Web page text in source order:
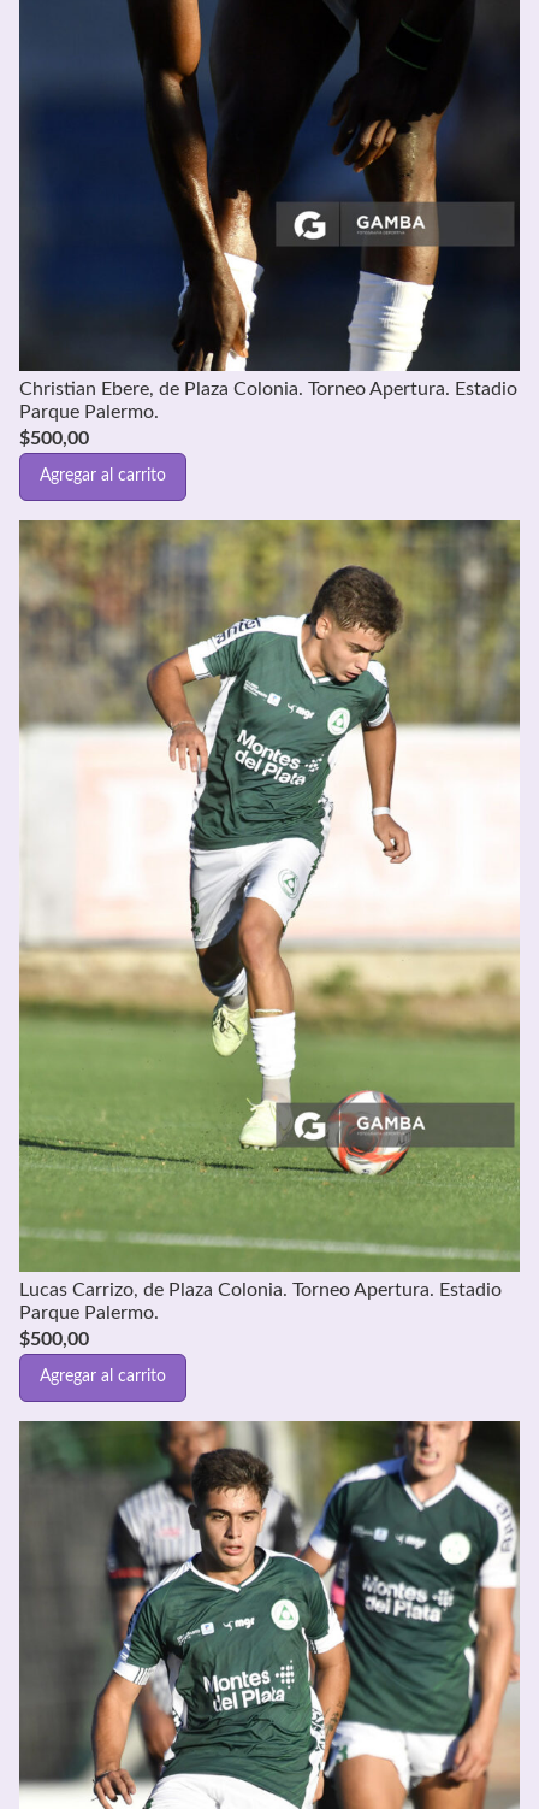
Christian Ebere, de Plaza Colonia. Torneo Apertura. Estadio
Parque Palermo.
$500,00
Agregar al carrito
Lucas Carrizo, de Plaza Colonia. Torneo Apertura. Estadio
Parque Palermo.
$500,00
Agregar al carrito